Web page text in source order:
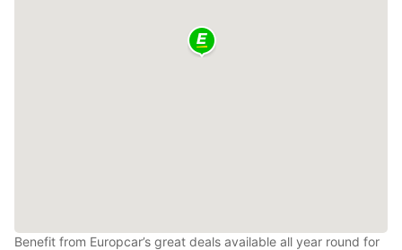
Benefit from Europcar’s great deals available all year round for